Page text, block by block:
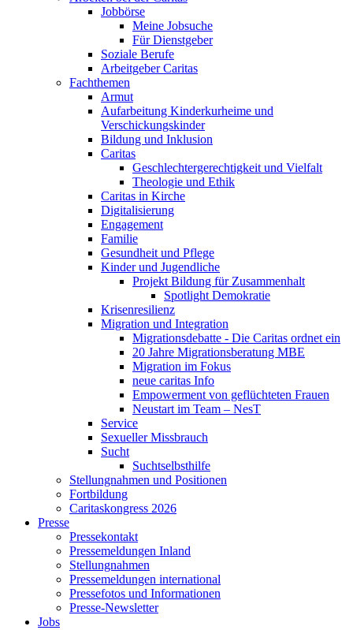
Jobbörse
Meine Jobsuche
Für Dienstgeber
Soziale Berufe
Arbeitgeber Caritas
Fachthemen
Armut
Aufarbeitung Kinderkurheime und
Verschickungskinder
Bildung und Inklusion
Caritas
Geschlechtergerechtigkeit und Vielfalt
Theologie und Ethik
Caritas in Kirche
Digitalisierung
Engagement
Familie
Gesundheit und Pflege
Kinder und Jugendliche
Projekt Bildung für Zusammenhalt
Spotlight Demokratie
Krisenresilienz
Migration und Integration
Migrationsdebatte - Die Caritas ordnet ein
20 Jahre Migrationsberatung MBE
Migration im Fokus
neue caritas Info
Empowerment von geflüchteten Frauen
Neustart im Team – NesT
Service
Sexueller Missbrauch
Sucht
Suchtselbsthilfe
Stellungnahmen und Positionen
Fortbildung
Caritaskongress 2026
Presse
Pressekontakt
Pressemeldungen Inland
Stellungnahmen
Pressemeldungen international
Pressefotos und Informationen
Presse-Newsletter
Jobs